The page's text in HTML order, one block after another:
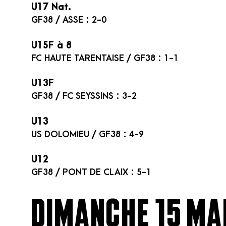
U17 Nat.
GF38 / ASSE : 2-0
U15F à 8
FC HAUTE TARENTAISE / GF38 : 1-1
U13F
GF38 / FC SEYSSINS : 3-2
U13
US DOLOMIEU / GF38 : 4-9
U12
GF38 / PONT DE CLAIX : 5-1
DIMANCHE 15